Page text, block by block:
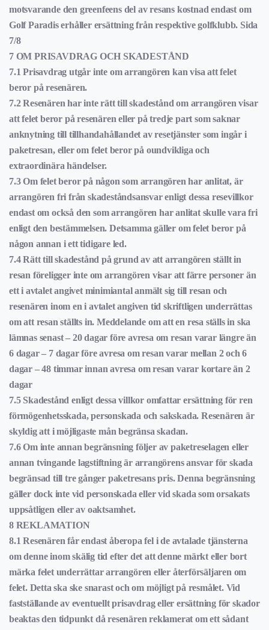
motsvarande den greenfeens del av resans kostnad endast om
Golf Paradis erhåller ersättning från respektive golfklubb. Sida
7/8
7 OM PRISAVDRAG OCH SKADESTÅND
7.1 Prisavdrag utgår inte om arrangören kan visa att felet
beror på resenären.
7.2 Resenären har inte rätt till skadestånd om arrangören visar
att felet beror på resenären eller på tredje part som saknar
anknytning till tillhandahållandet av resetjänster som ingår i
paketresan, eller om felet beror på oundvikliga och
extraordinära händelser.
7.3 Om felet beror på någon som arrangören har anlitat, är
arrangören fri från skadeståndsansvar enligt dessa resevillkor
endast om också den som arrangören har anlitat skulle vara fri
enligt den bestämmelsen. Detsamma gäller om felet beror på
någon annan i ett tidigare led.
7.4 Rätt till skadestånd på grund av att arrangören ställt in
resan föreligger inte om arrangören visar att färre personer än
ett i avtalet angivet minimiantal anmält sig till resan och
resenären inom en i avtalet angiven tid skriftligen underrättas
om att resan ställts in. Meddelande om att en resa ställs in ska
lämnas senast – 20 dagar före avresa om resan varar längre än
6 dagar – 7 dagar före avresa om resan varar mellan 2 och 6
dagar – 48 timmar innan avresa om resan varar kortare än 2
dagar
7.5 Skadestånd enligt dessa villkor omfattar ersättning för ren
förmögenhetsskada, personskada och sakskada. Resenären är
skyldig att i möjligaste mån begränsa skadan.
7.6 Om inte annan begränsning följer av paketreselagen eller
annan tvingande lagstiftning är arrangörens ansvar för skada
begränsad till tre gånger paketresans pris. Denna begränsning
gäller dock inte vid personskada eller vid skada som orsakats
uppsåtligen eller av oaktsamhet.
8 REKLAMATION
8.1 Resenären får endast åberopa fel i de avtalade tjänsterna
om denne inom skälig tid efter det att denne märkt eller bort
märka felet underrättar arrangören eller återförsäljaren om
felet. Detta ska ske snarast och om möjligt på resmålet. Vid
fastställande av eventuellt prisavdrag eller ersättning för skador
beaktas den tidpunkt då resenären reklamerat om ett sådant